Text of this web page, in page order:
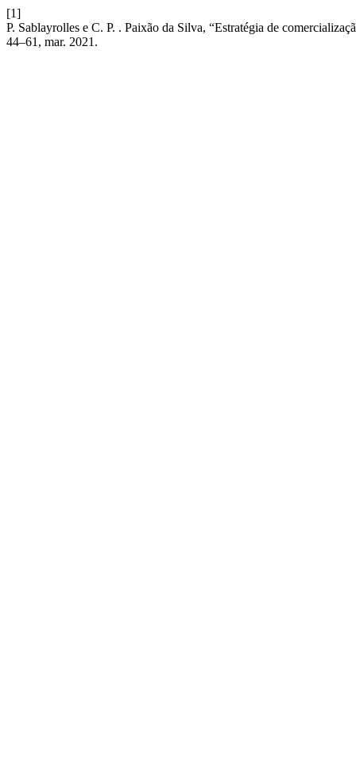
[1]
P. Sablayrolles e C. P. . Paixão da Silva, “Estratégia de
44–61, mar. 2021.